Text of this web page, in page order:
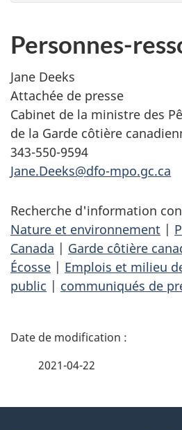
Personnes-
Jane Deeks
Attachée de presse
Cabinet de la ministre des
de la Garde côtière
343-550-9594
Jane.Deeks@dfo-mpo.gc.ca
Recherche d'information
Nature et environnement |
Canada | Garde côtière
Écosse | Emplois et milieu
public | communiqués de
D
2021-04-22